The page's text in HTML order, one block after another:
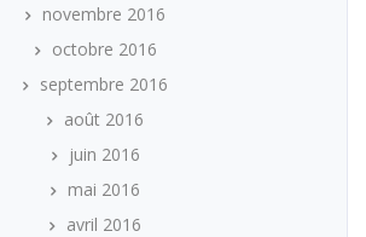
novembre 2016
octobre 2016
septembre 2016
août 2016
juin 2016
mai 2016
avril 2016